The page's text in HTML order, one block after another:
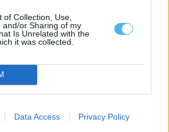
of Collection, Use,
and/or Sharing of my
Is Unrelated with the
it was collected.
Data Access Privacy Policy
recebe observação de estrelas a 14
no concelho de Alandroal, recebe, no